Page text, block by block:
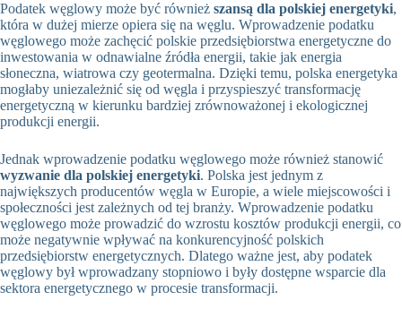
Podatek węglowy może być również szansą dla polskiej energetyki,
która w dużej mierze opiera się na węglu. Wprowadzenie podatku
węglowego może zachęcić polskie przedsiębiorstwa energetyczne do
inwestowania w odnawialne źródła energii, takie jak energia
słoneczna, wiatrowa czy geotermalna. Dzięki temu, polska energetyka
mogłaby uniezależnić się od węgla i przyspieszyć transformację
energetyczną w kierunku bardziej zrównoważonej i ekologicznej
produkcji energii.
Jednak wprowadzenie podatku węglowego może również stanowić
wyzwanie dla polskiej energetyki. Polska jest jednym z
największych producentów węgla w Europie, a wiele miejscowości i
społeczności jest zależnych od tej branży. Wprowadzenie podatku
węglowego może prowadzić do wzrostu kosztów produkcji energii, co
może negatywnie wpływać na konkurencyjność polskich
przedsiębiorstw energetycznych. Dlatego ważne jest, aby podatek
węglowy był wprowadzany stopniowo i były dostępne wsparcie dla
sektora energetycznego w procesie transformacji.